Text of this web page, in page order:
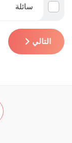
سائلة
التالي